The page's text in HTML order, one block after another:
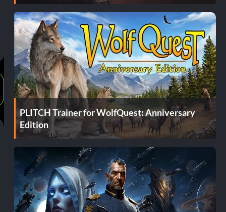
PLITCH Trainer for WolfQuest: Anniversary
Edition